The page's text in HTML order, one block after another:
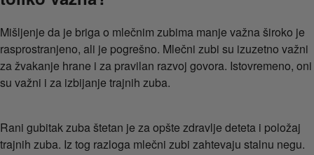
Mišljenje da je briga o mlečnim zubima manje važna široko je
rasprostranjeno, ali je pogrešno. Mlečni zubi su izuzetno važni
za žvakanje hrane i za pravilan razvoj govora. Istovremeno, oni
su važni i za izbijanje trajnih zuba.
Rani gubitak zuba štetan je za opšte zdravlje deteta i položaj
trajnih zuba. Iz tog razloga mlečni zubi zahtevaju stalnu negu.